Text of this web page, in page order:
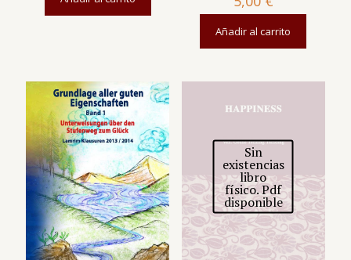
Añadir al carrito
Sin
existencias
libro
físico. Pdf
disponible